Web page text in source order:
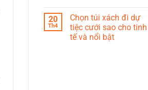
20
Th4
Chọn túi xách đi dự
tiệc cưới sao cho tinh
tế và nổi bật